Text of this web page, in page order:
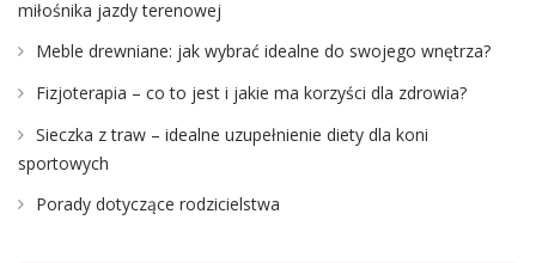
miłośnika jazdy terenowej
Meble drewniane: jak wybrać idealne do swojego wnętrza?
Fizjoterapia – co to jest i jakie ma korzyści dla zdrowia?
Sieczka z traw – idealne uzupełnienie diety dla koni
sportowych
Porady dotyczące rodzicielstwa